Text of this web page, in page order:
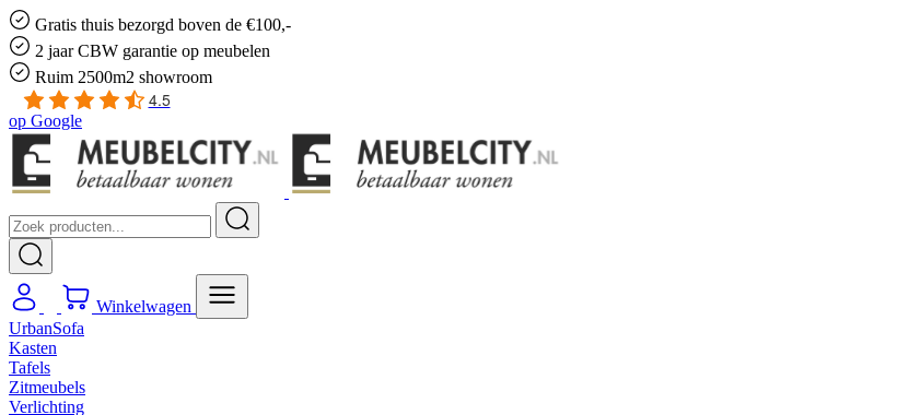
Gratis thuis bezorgd boven de €100,-
2 jaar CBW garantie op meubelen
Ruim 2500m2 showroom
4.5
op Google
Winkelwagen
UrbanSofa
Kasten
Tafels
Zitmeubels
Verlichting